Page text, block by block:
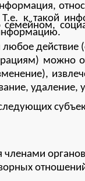
к такой
действие
можно